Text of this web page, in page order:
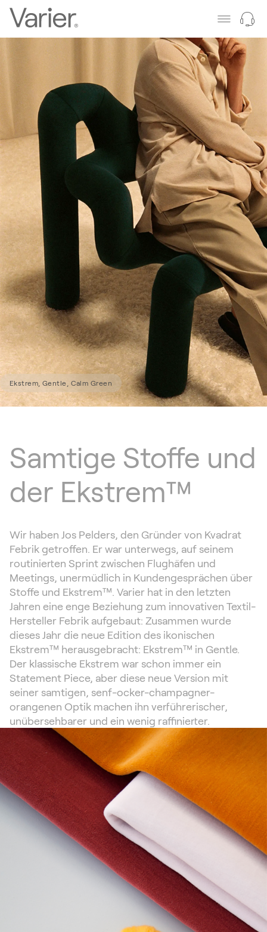
Ekstrem, Gentle, Calm Green
Samtige Stoffe und
der Ekstrem™
Wir haben Jos Pelders, den Gründer von Kvadrat
Febrik getroffen. Er war unterwegs, auf seinem
routinierten Sprint zwischen Flughäfen und
Meetings, unermüdlich in Kundengesprächen über
Stoffe und Ekstrem™. Varier hat in den letzten
Jahren eine enge Beziehung zum innovativen Textil-
Hersteller Febrik aufgebaut: Zusammen wurde
dieses Jahr die neue Edition des ikonischen
Ekstrem™ herausgebracht: Ekstrem™ in Gentle.
Der klassische Ekstrem war schon immer ein
Statement Piece, aber diese neue Version mit
seiner samtigen, senf-ocker-champagner-
orangenen Optik machen ihn verführerischer,
unübersehbarer und ein wenig raffinierter.